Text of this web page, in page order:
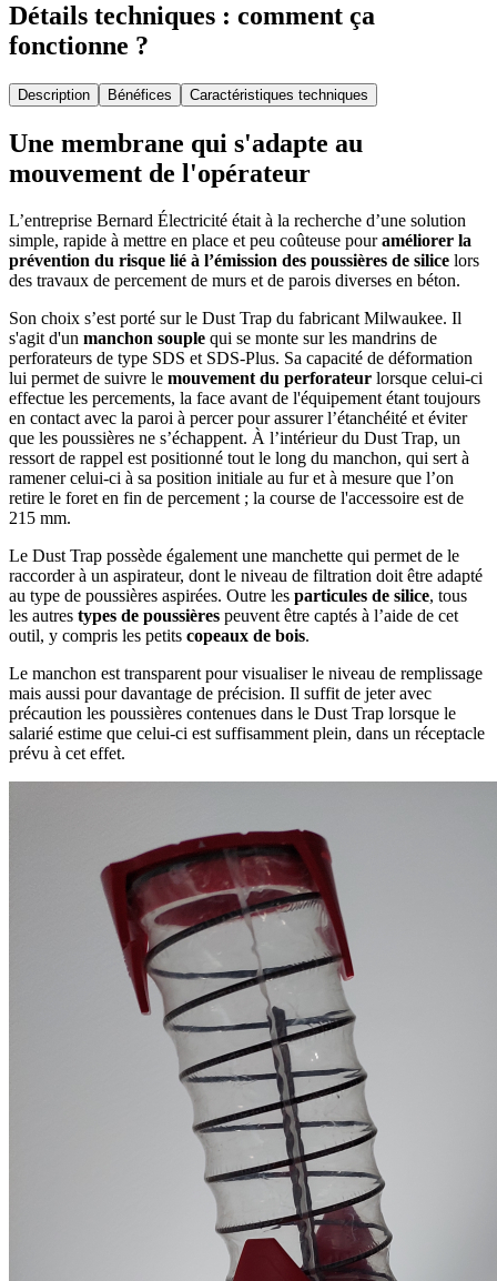
Détails techniques : comment ça
fonctionne ?
Description Bénéfices Caractéristiques techniques
Une membrane qui s'adapte au
mouvement de l'opérateur
L’entreprise Bernard Électricité était à la recherche d’une solution
simple, rapide à mettre en place et peu coûteuse pouraméliorer la
prévention du risque lié à l’émission des poussières de silice lors
des travaux de percement de murs et de parois diverses en béton.
Son choix s’est porté sur le Dust Trap du fabricant Milwaukee. Il
s'agit d'un manchon souple qui se monte sur les mandrins de
perforateurs de type SDS et SDS-Plus. Sa capacité de déformation
lui permet de suivre le mouvement du perforateur lorsque celui-ci
effectue les percements, la face avant de l'équipement étant toujours
en contact avec la paroi à percer pour assurer l’étanchéité et éviter
que les poussières ne s’échappent. À l’intérieur du Dust Trap, un
ressort de rappel est positionné tout le long du manchon, qui sert à
ramener celui-ci à sa position initiale au fur et à mesure que l’on
retire le foret en fin de percement ; la course de l'accessoire est de
215 mm.
Le Dust Trap possède également une manchette qui permet de le
raccorder à un aspirateur, dont le niveau de filtration doit être adapté
au type de poussières aspirées. Outre les particules de silice, tous
les autres types de poussières peuvent être captés à l’aide de cet
outil, y compris les petits copeaux de bois.
Le manchon est transparent pour visualiser le niveau de remplissage
mais aussi pour davantage de précision. Il suffit de jeter avec
précaution les poussières contenues dans le Dust Trap lorsque le
salarié estime que celui-ci est suffisamment plein, dans un réceptacle
prévu à cet effet.